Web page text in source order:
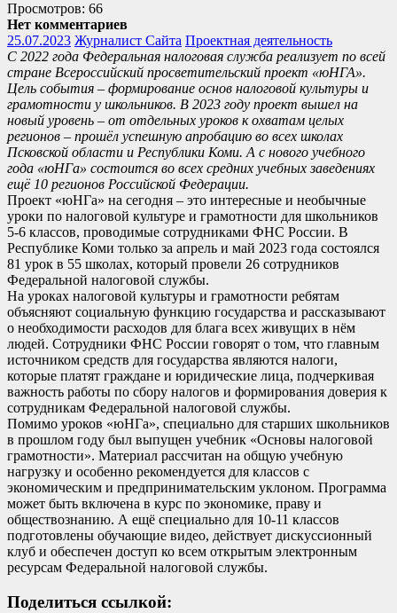
Просмотров: 66
Нет комментариев
25.07.2023 Журналист Сайта Проектная деятельность
С 2022 года Федеральная налоговая служба реализует по всей
стране Всероссийский просветительский проект «юНГА».
Цель события – формирование основ налоговой культуры и
грамотности у школьников. В 2023 году проект вышел на
новый уровень – от отдельных уроков к охватам целых
регионов – прошёл успешную апробацию во всех школах
Псковской области и Республики Коми. А с нового учебного
года «юНГа» состоится во всех средних учебных заведениях
ещё 10 регионов Российской Федерации.
Проект «юНГа» на сегодня – это интересные и необычные
уроки по налоговой культуре и грамотности для школьников
5-6 классов, проводимые сотрудниками ФНС России. В
Республике Коми только за апрель и май 2023 года состоялся
81 урок в 55 школах, который провели 26 сотрудников
Федеральной налоговой службы.
На уроках налоговой культуры и грамотности ребятам
объясняют социальную функцию государства и рассказывают
о необходимости расходов для блага всех живущих в нём
людей. Сотрудники ФНС России говорят о том, что главным
источником средств для государства являются налоги,
которые платят граждане и юридические лица, подчеркивая
важность работы по сбору налогов и формирования доверия к
сотрудникам Федеральной налоговой службы.
Помимо уроков «юНГа», специально для старших школьников
в прошлом году был выпущен учебник «Основы налоговой
грамотности». Материал рассчитан на общую учебную
нагрузку и особенно рекомендуется для классов с
экономическим и предпринимательским уклоном. Программа
может быть включена в курс по экономике, праву и
обществознанию. А ещё специально для 10-11 классов
подготовлены обучающие видео, действует дискуссионный
клуб и обеспечен доступ ко всем открытым электронным
ресурсам Федеральной налоговой службы.
Поделиться ссылкой: